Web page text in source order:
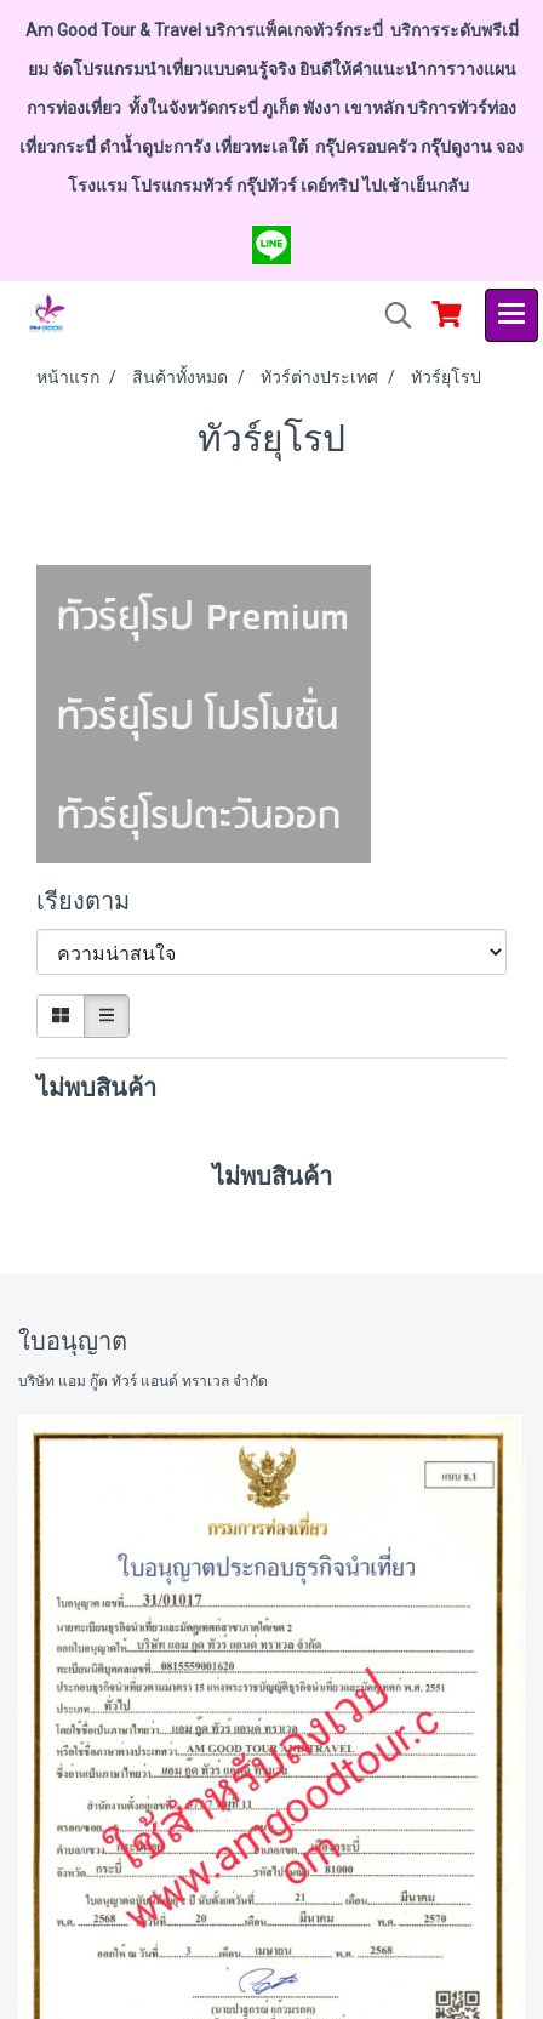
Am Good Tour & Travel บริการแพ็คเกจทัวร์กระบี่ บริการระดับพรีเมี่
ยม จัดโปรแกรมนำเที่ยวแบบคนรู้จริง ยินดีให้คำแนะนำการวางแผน
การท่องเที่ยว ทั้งในจังหวัดกระบี่ ภูเก็ต พังงา เขาหลัก บริการทัวร์ท่อง
เที่ยวกระบี่ ดำน้ำดูปะการัง เที่ยวทะเลใต้ กรุ๊ปครอบครัว กรุ๊ปดูงาน จอง
โรงแรม โปรแกรมทัวร์ กรุ๊ปทัวร์ เดย์ทริป ไปเช้าเย็นกลับ
หน้าแรก สินค้าทั้งหมด ทัวร์ต่างประเทศ ทัวร์ยุโรป
ทัวร์ยุโรป
เรียงตาม
ไม่พบสินค้า
ไม่พบสินค้า
ใบอนุญาต
บริษัท แอม กู๊ด ทัวร์ แอนด์ ทราเวล จำกัด